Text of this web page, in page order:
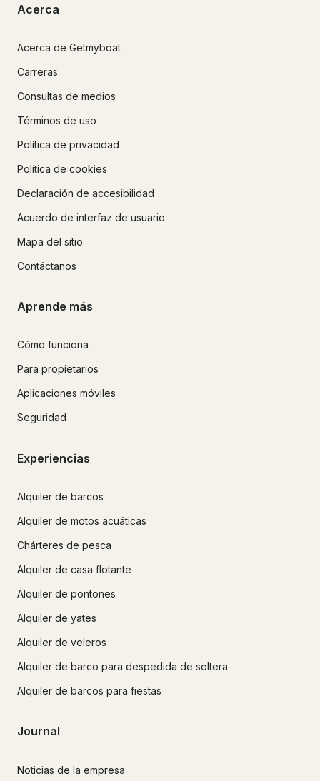
Acerca
Acerca de Getmyboat
Carreras
Consultas de medios
Términos de uso
Política de privacidad
Política de cookies
Declaración de accesibilidad
Acuerdo de interfaz de usuario
Mapa del sitio
Contáctanos
Aprende más
Cómo funciona
Para propietarios
Aplicaciones móviles
Seguridad
Experiencias
Alquiler de barcos
Alquiler de motos acuáticas
Chárteres de pesca
Alquiler de casa flotante
Alquiler de pontones
Alquiler de yates
Alquiler de veleros
Alquiler de barco para despedida de soltera
Alquiler de barcos para fiestas
Journal
Noticias de la empresa